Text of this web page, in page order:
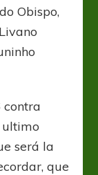
Obispo,
contra
ultimo
será la
que